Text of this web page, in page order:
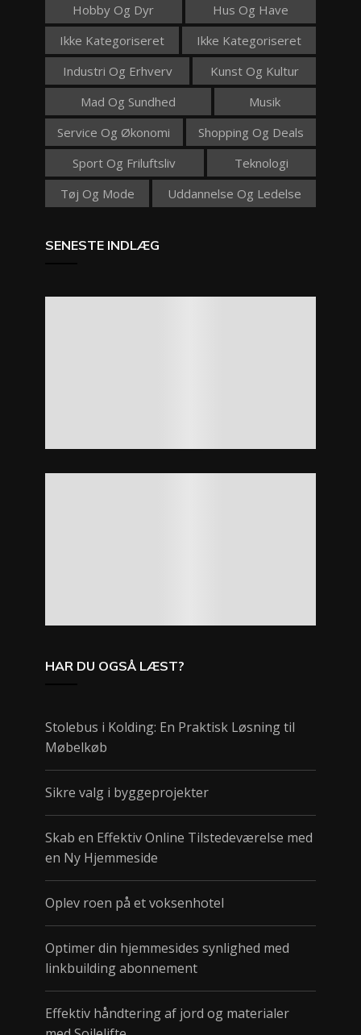
Hobby Og Dyr
Hus Og Have
Ikke Kategoriseret
Ikke Kategoriseret
Industri Og Erhverv
Kunst Og Kultur
Mad Og Sundhed
Musik
Service Og Økonomi
Shopping Og Deals
Sport Og Friluftsliv
Teknologi
Tøj Og Mode
Uddannelse Og Ledelse
SENESTE INDLÆG
HAR DU OGSÅ LÆST?
Stolebus i Kolding: En Praktisk Løsning til
Møbelkøb
Sikre valg i byggeprojekter
Skab en Effektiv Online Tilstedeværelse med
en Ny Hjemmeside
Oplev roen på et voksenhotel
Optimer din hjemmesides synlighed med
linkbuilding abonnement
Effektiv håndtering af jord og materialer